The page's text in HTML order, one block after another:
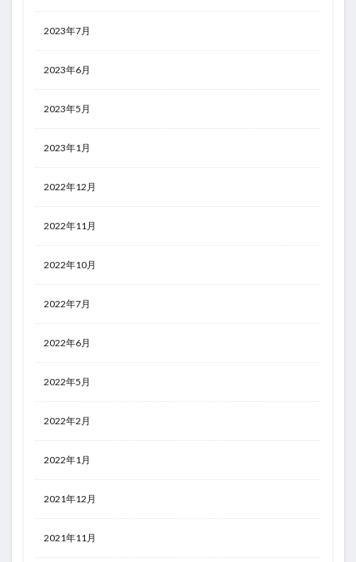
2023年7月
2023年6月
2023年5月
2023年1月
2022年12月
2022年11月
2022年10月
2022年7月
2022年6月
2022年5月
2022年2月
2022年1月
2021年12月
2021年11月